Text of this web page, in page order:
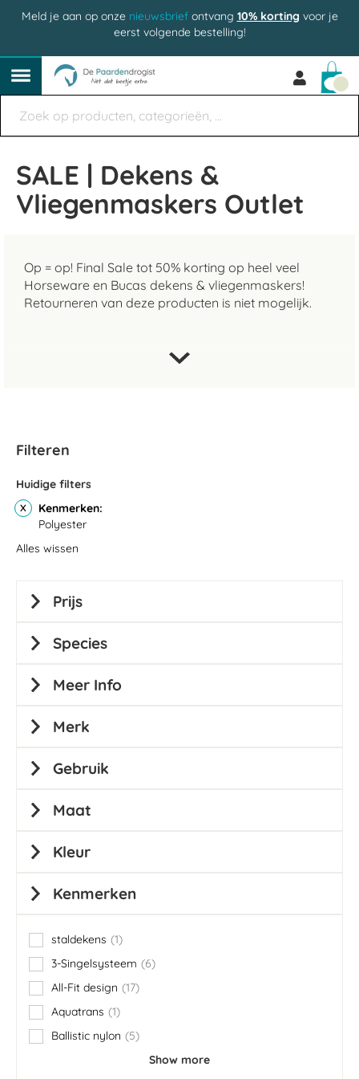
Meld je aan op onze nieuwsbriefontvang 10% korting voor je
eerst volgende bestelling!
SALE | Dekens &
Vliegenmaskers Outlet
Op = op! Final Sale tot 50% korting op heel veel
Horseware en Bucas dekens & vliegenmaskers!
Retourneren van deze producten is niet mogelijk.
Filteren
Huidige filters
Kenmerken
Polyester
Alles wissen
Prijs
Species
Meer Info
Merk
Gebruik
Maat
Kleur
Kenmerken
staldekens 1
item
3-Singelsysteem
6
items
All-Fit design
17
items
Aquatrans
1
item
Ballistic nylon
5
items
Show more